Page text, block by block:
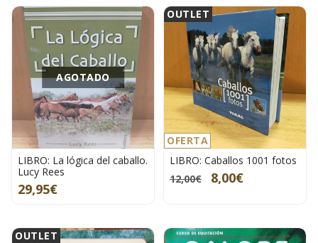
AGOTADO
LIBRO: La lógica del caballo.
Lucy Rees
29,95€
OFERTA
OUTLET
LIBRO: Caballos 1001 fotos
12,00€
8,00€
OUTLET